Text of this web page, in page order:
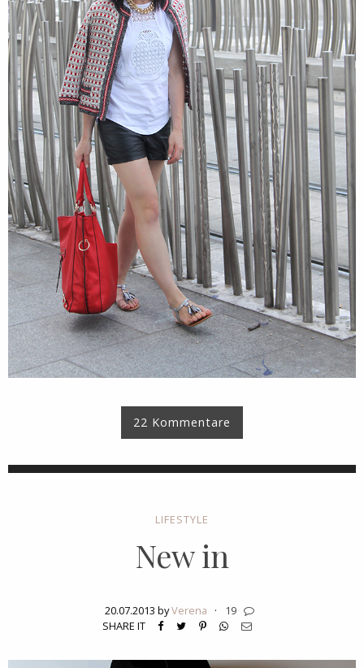
22 Kommentare
LIFESTYLE
New in
20.07.2013 byVerena ·
19
SHARE IT